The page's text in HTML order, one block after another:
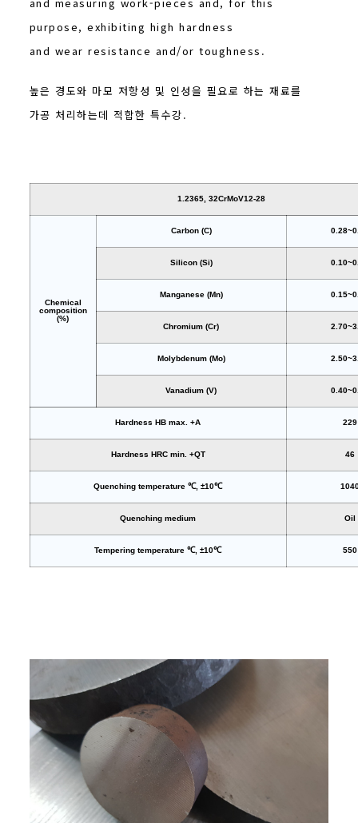
purpose, exhibiting high hardness
and wear resistance and/or toughness.
높은 경도와 마모 저항성 및 인성을 필요로 하는 재료를
가공 처리하는데 적합한 특수강.
1.2365, 32CrMoV12-28
Chemical
composition
(%)
Carbon (C)
Silicon (Si)
Manganese (Mn)
Chromium (Cr)
Molybdenum (Mo)
Vanadium (V)
Hardness HB max. +A 229
Hardness HRC min. +QT 46
Quenching temperature ℃, ±10℃
Quenching medium Oil
Tempering temperature ℃, ±10℃ 550